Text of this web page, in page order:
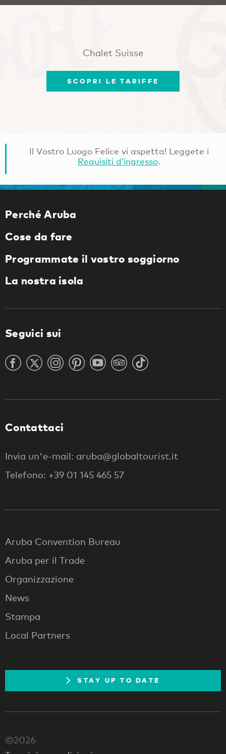
Chalet Suisse
SCOPRI LE TARIFFE
Il Vostro Luogo Felice vi aspetta! Leggete i
Requisiti d’ingresso.
Perché Aruba
Cose da fare
Programmate il vostro soggiorno
La nostra isola
Seguici sui
Contattaci
Invia un'e-mail: aruba@globaltourist.it
Telefono: +39 01 145 465 57
Aruba Convention Bureau
Aruba per il Trade
Organizzazione
News
Stampa
Local Partners
STAY UP TO DATE
©2026